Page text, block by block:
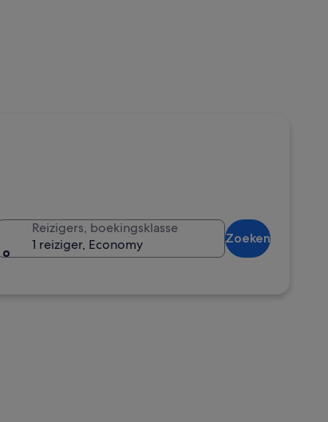
Reizigers, boekingsklasse
1 reiziger, Economy
Zoeken